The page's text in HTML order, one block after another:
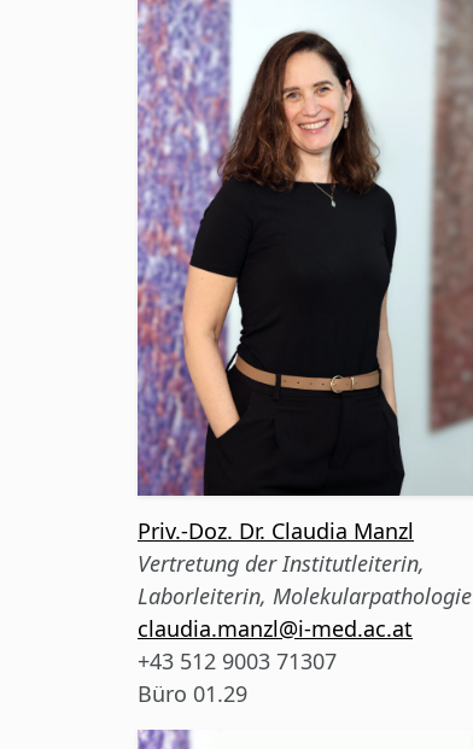
Priv.-Doz. Dr. Claudia Manzl
Vertretung der Institutleiterin,
Laborleiterin, Molekularpathologie
claudia.manzl@i-med.ac.at
+43 512 9003 71307
Büro 01.29